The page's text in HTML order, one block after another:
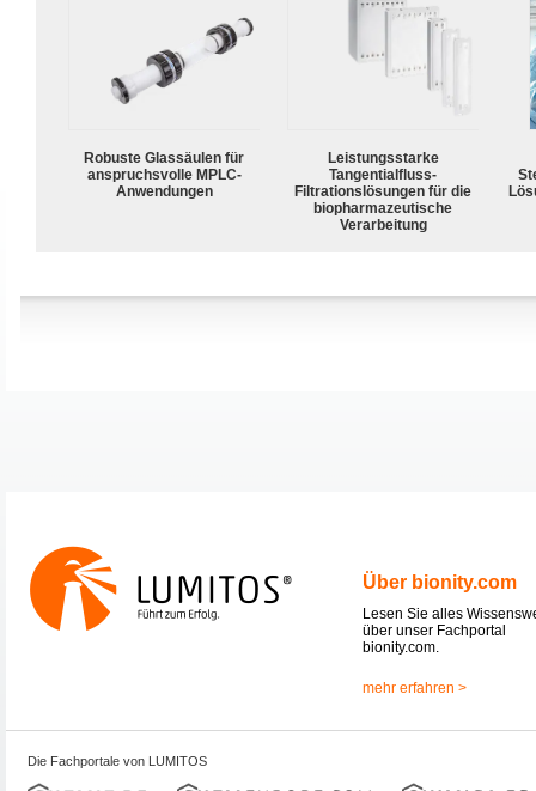
Robuste Glassäulen für
anspruchsvolle MPLC-
Anwendungen
Leistungsstarke
Tangentialfluss-
Filtrationslösungen für die
biopharmazeutische
Verarbeitung
Über bionity.com
Lesen Sie alles
über unser Fachportal
bionity.com.
mehr erfahren >
Die Fachportale von LUMITOS